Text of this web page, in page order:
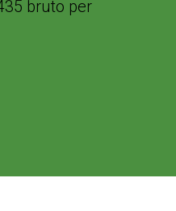
bruto per